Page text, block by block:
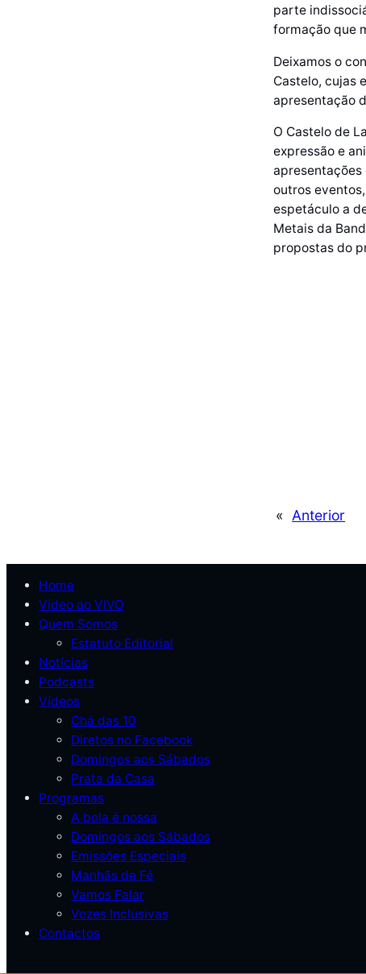
parte
formação que
Deixamos o
Castelo, cujas
apresentação
O Castelo de
expressão e
outros
espetáculo a
Metais da
propostas do
« Anterior
Home
Vídeo ao VIVO
Quem Somos
Estatuto Editorial
Notícias
Podcasts
Vídeos
Chá das 10
Diretos no Facebook
Domingos aos Sábados
Prata da Casa
Programas
A bola é nossa
Domingos aos Sábados
Emissões Especiais
Manhãs de Fé
Vamos Falar
Vozes Inclusivas
Contactos